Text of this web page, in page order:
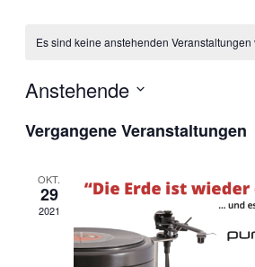
Es sind keine anstehenden Veranstaltungen
Anstehende
wählen.
Vergangene Veranstaltungen
OKT.
29
2021